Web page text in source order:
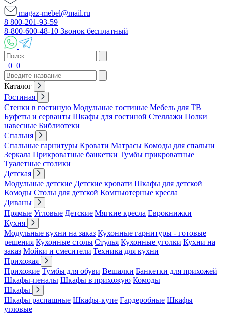
magaz-mebel@mail.ru
8 800-201-93-59
8-800-600-48-10 Звонок бесплатный
0 0
Каталог
Гостиная
Стенки в гостиную Модульные гостиные Мебель для ТВ
Буфеты и серванты Шкафы для гостиной Стеллажи Полки
навесные Библиотеки
Спальня
Спальные гарнитуры Кровати Матрасы Комоды для спальни
Зеркала Прикроватные банкетки Тумбы прикроватные
Туалетные столики
Детская
Модульные детские Детские кровати Шкафы для детской
Комоды Столы для детской Компьютерные кресла
Диваны
Прямые Угловые Детские Мягкие кресла Еврокнижки
Кухня
Модульные кухни на заказ Кухонные гарнитуры - готовые
решения Кухонные столы Стулья Кухонные уголки Кухни на
заказ Мойки и смесители Техника для кухни
Прихожая
Прихожие Тумбы для обуви Вешалки Банкетки для прихожей
Шкафы-пеналы Шкафы в прихожую Комоды
Шкафы
Шкафы распашные Шкафы-купе Гардеробные Шкафы
угловые